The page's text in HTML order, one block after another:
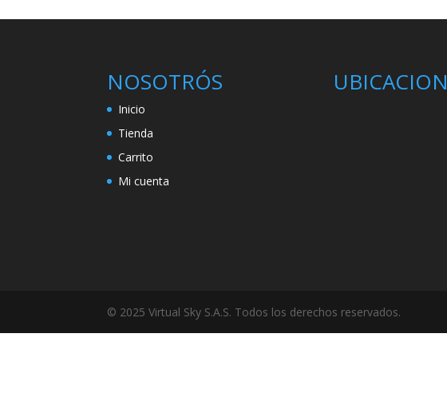
NOSOTRÓS
Inicio
Tienda
Carrito
Mi cuenta
UBICACION
© 2025 Virtual Sky S.A.S. Todos los derechos reservados.